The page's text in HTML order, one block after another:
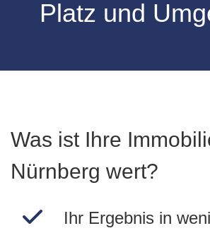
Platz und
Was ist Ihre
Nürnberg wert?
Ihr Ergebnis in